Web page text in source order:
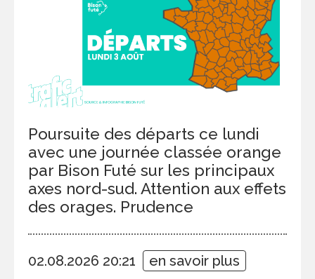
Poursuite des départs ce lundi
avec une journée classée orange
par Bison Futé sur les principaux
axes nord-sud. Attention aux effets
des orages. Prudence
02.08.2026 20:21 en savoir plus